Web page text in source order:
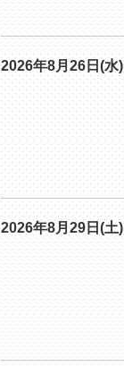
2026年8月26日(水)
2026年8月29日(土)